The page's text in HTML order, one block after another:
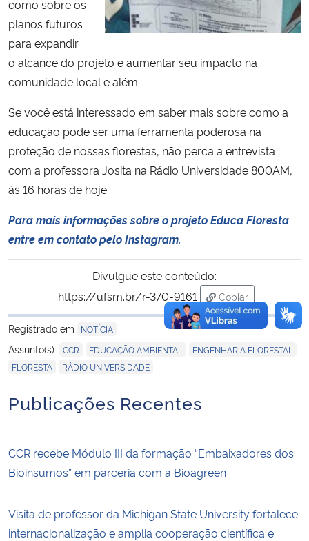
Banco Central do Brasil
Planalto
como sobre os
planos futuros
para expandir
o alcance do projeto e aumentar seu impacto na
comunidade local e além.
Se você está interessado em saber mais sobre como a
educação pode ser uma ferramenta poderosa na
proteção de nossas florestas, não perca a entrevista
com a professora Josita na Rádio Universidade 800AM,
às 16 horas de hoje.
Para mais informações sobre o projeto Educa Floresta
entre em contato pelo Instagram.
Divulgue este conteúdo:
https://ufsm.br/r-370-9161
Copiar
para área de
Registrado em
NOTÍCIA
Assunto(s): CCR EDUCAÇÃO AMBIENTAL ENGENHARIA FLORESTAL
FLORESTA RÁDIO UNIVERSIDADE
Publicações Recentes
CCR recebe Módulo III da formação “Embaixadores dos
Bioinsumos” em parceria com a Bioagreen
Visita de professor da Michigan State University fortalece
internacionalização e amplia cooperação científica e